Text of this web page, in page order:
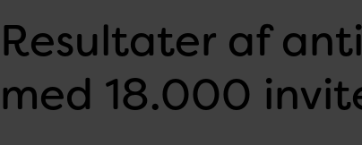
Resultater af
med 18.000